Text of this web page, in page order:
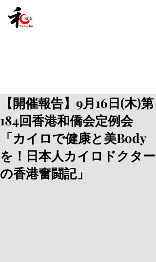
【開催報告】9月16日(木)第
184回香港和僑会定例会
「カイロで健康と美Body
を！日本人カイロドクター
の香港奮闘記」